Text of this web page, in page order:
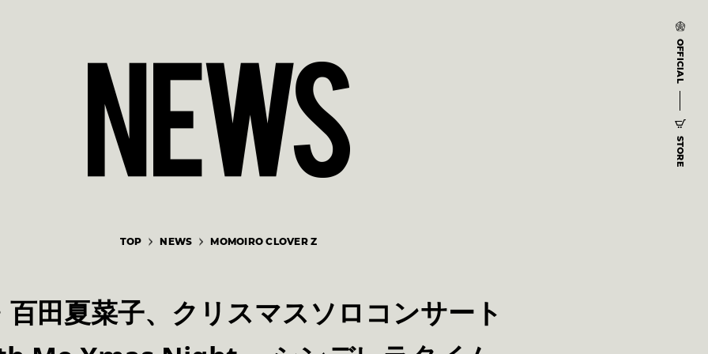
OFFICIAL
STORE
TOP NEWS MOMOIRO CLOVER Z
田夏菜子、クリスマスソロコンサート